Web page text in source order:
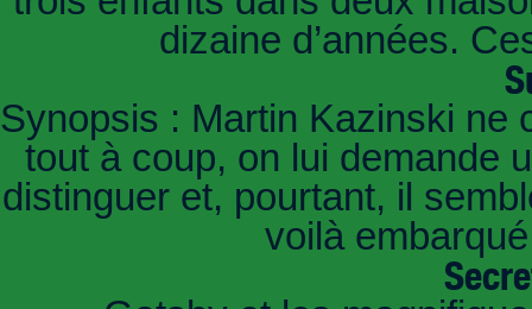
dizaine d’années.
Synopsis : Martin Kazinski ne
tout à coup, on lui demande
distinguer et, pourtant, il
voilà